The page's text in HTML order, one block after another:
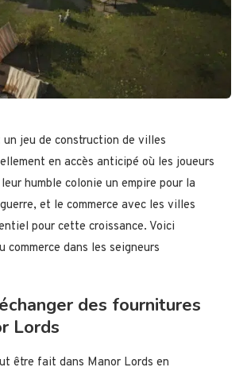
jeu de construction de villes
en accès anticipé où les joueurs
humble colonie un empire pour la
et le commerce avec les villes
pour cette croissance. Voici
commerce dans les seigneurs
des fournitures
Lords
être fait dans Manor Lords en